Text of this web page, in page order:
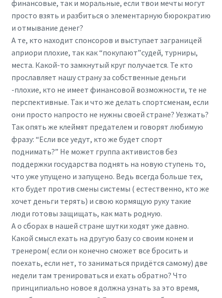
финансовые, так и моральные, если твои мечты могут
просто взять и разбиться о элементарную бюрократию
и отмывание денег?
А те, кто находит спонсоров и выступает заграницей
априори плохие, так как “покупают”судей, турниры,
места. Какой-то замкнутый круг получается. Те кто
прославляет нашу страну за собственные деньги
-плохие, кто не имеет финансовой возможности, те не
перспективные. Так и что же делать спортсменам, если
они просто напросто не нужны своей стране? Уезжать?
Так опять же клеймят предателем и говорят любимую
фразу: “Если все уедут, кто же будет спорт
поднимать?” Не может группа активистов без
поддержки государства поднять на новую ступень то,
что уже упущено и запущено. Ведь всегда больше тех,
кто будет против смены системы ( естественно, кто же
хочет деньги терять) и свою кормящую руку такие
люди готовы защищать, как мать родную.
А о сборах в нашей стране шутки ходят уже давно.
Какой смысл ехать на другую базу со своим конем и
тренером( если он конечно сможет все бросить и
поехать, если нет, то заниматься придётся самому) две
недели там тренироваться и ехать обратно? Что
принципиально новое я должна узнать за это время,